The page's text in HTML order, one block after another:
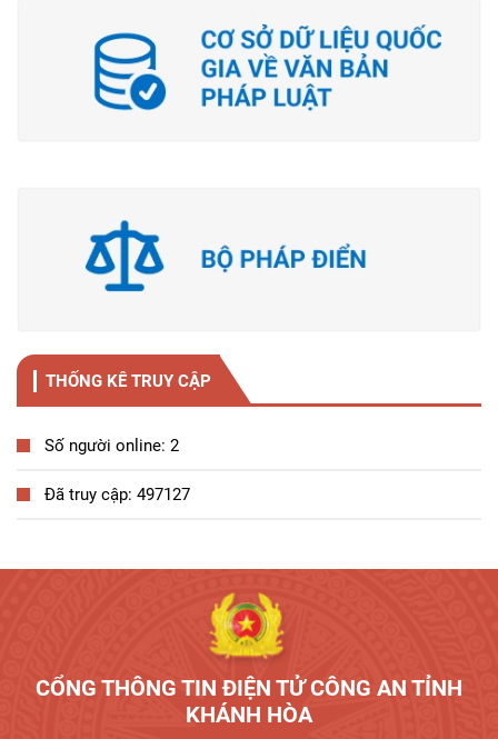
THỐNG KÊ TRUY CẬP
Số người online: 2
Đã truy cập: 497127
CỔNG THÔNG TIN ĐIỆN TỬ CÔNG AN TỈNH
KHÁNH HÒA